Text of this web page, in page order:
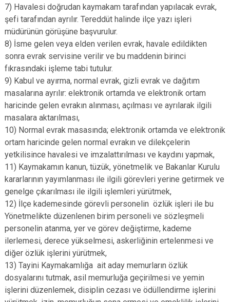
7) Havalesi doğrudan kaymakam tarafından yapılacak evrak,
şefi tarafından ayrılır. Tereddüt halinde ilçe yazı işleri
müdürünün görüşüne başvurulur.
8) İsme gelen veya elden verilen evrak, havale edildikten
sonra evrak servisine verilir ve bu maddenin birinci
fıkrasındaki işleme tabi tutulur.
9) Kabul ve ayırma, normal evrak, gizli evrak ve dağıtım
masalarına ayrılır: elektronik ortamda ve elektronik ortam
haricinde gelen evrakın alınması, açılması ve ayrılarak ilgili
masalara aktarılması,
10) Normal evrak masasında; elektronik ortamda ve elektronik
ortam haricinde gelen normal evrakın ve dilekçelerin
yetkilisince havalesi ve imzalattırılması ve kaydını yapmak,
11) Kaymakamın kanun, tüzük, yönetmelik ve Bakanlar Kurulu
kararlarının yayımlanması ile ilgili görevleri yerine getirmek ve
genelge çıkarılması ile ilgili işlemleri yürütmek,
12) İlçe kademesinde görevli personelin özlük işleri ile bu
Yönetmelikte düzenlenen birim personeli ve sözleşmeli
personelin atanma, yer ve görev değiştirme, kademe
ilerlemesi, derece yükselmesi, askerliğinin ertelenmesi ve
diğer özlük işlerini yürütmek,
13) Tayini Kaymakamlığa ait aday memurların özlük
dosyalarını tutmak, asil memurluğa geçirilmesi ve yemin
işlerini düzenlemek, disiplin cezası ve ödüllendirme işlerini